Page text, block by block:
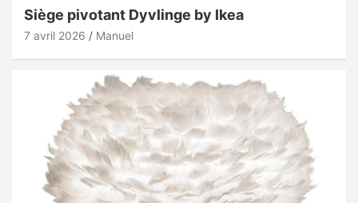
Siège pivotant Dyvlinge by Ikea
7 avril 2026 Manuel